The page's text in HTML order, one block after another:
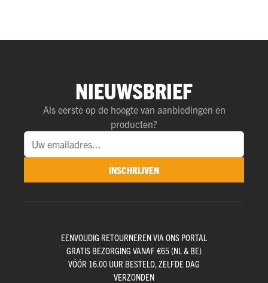
NIEUWSBRIEF
Als eerste op de hoogte van aanbiedingen en
producten?
INSCHRIJVEN
EENVOUDIG RETOURNEREN VIA ONS PORTAL
GRATIS BEZORGING VANAF €65 (NL & BE)
VÓÓR 16.00 UUR BESTELD, ZELFDE DAG
VERZONDEN